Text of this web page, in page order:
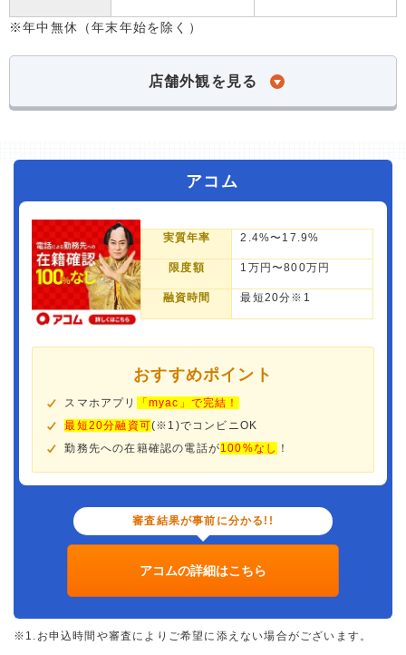
※年中無休（年末年始を除く）
店舗外観を見る
アコム
実質年率 2.4%〜17.9%
限度額 1万円〜800万円
融資時間 最短20分※1
おすすめポイント
スマホアプリ
「myac」で完結！
最短20分融資可(※1)でコンビニOK
勤務先への在籍確認の電話が100%なし ！
審査結果が事前に分かる!!
アコムの詳細はこちら
※1.お申込時間や審査によりご希望に添えない場合がございます。